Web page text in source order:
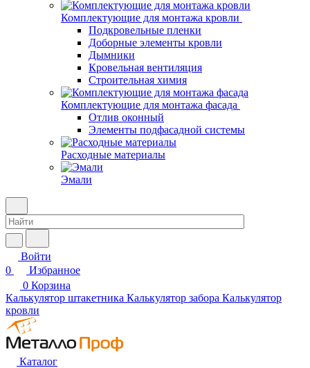
Комплектующие для монтажа кровли
Подкровельные пленки
Доборные элементы кровли
Дымники
Кровельная вентиляция
Строительная химия
Комплектующие для монтажа фасада
Отлив оконный
Элементы подфасадной системы
Расходные материалы
Эмали
Войти
0
Избранное
0 Корзина
Калькулятор штакетника Калькулятор забора Калькулятор
кровли
Каталог